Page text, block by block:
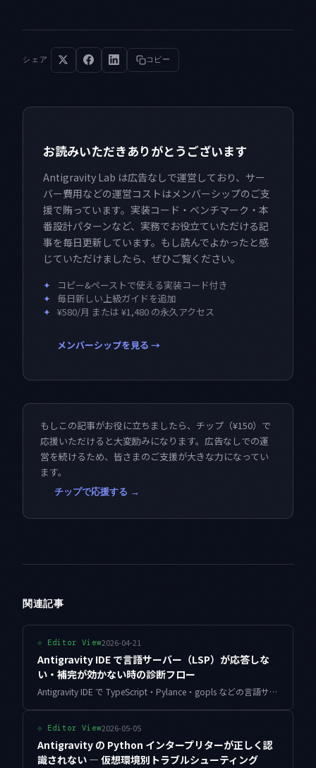
シェア コピー
お読みいただきありがとうございます
Antigravity Lab は広告なしで運営しており、サー
バー費用などの運営コストはメンバーシップのご支
援で賄っています。実装コード・ベンチマーク・本
番設計パターンなど、実務でお役立ていただける記
事を毎日更新しています。もし読んでよかったと感
じていただけましたら、ぜひご覧ください。
✦
コピー&ペーストで使える実装コード付き
✦ 毎日新しい上級ガイドを追加
✦ ¥580/月 または ¥1,480 の永久アクセス
メンバーシップを見る →
もしこの記事がお役に立ちましたら、チップ（¥150）で
応援いただけると大変励みになります。広告なしでの運
営を続けるため、皆さまのご支援が大きな力になってい
ます。
チップで応援する →
関連記事
⟐ Editor View2026-04-21
Antigravity IDE で言語サーバー（LSP）が応答しな
い・補完が効かない時の診断フロー
Antigravity IDE で TypeScript・Pylance・gopls などの言語サーバーが急に応答しなくなった時の診断手順を、原因別に整理しました。拡張機能の競合・設定ファイルの破損・メモリ不足まで実例つきで解説します。
⟐ Editor View2026-05-05
Antigravity の Python インタープリターが正しく認
識されない — 仮想環境別トラブルシューティング